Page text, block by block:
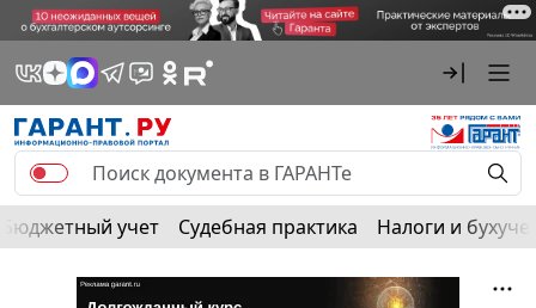
Бюджетный учет Судебная практика Налоги и